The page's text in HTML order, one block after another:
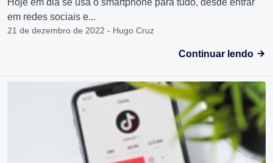
Hoje em dia se usa o smartphone para tudo, desde entrar
em redes sociais e...
21 de dezembro de 2022 - Hugo Cruz
Continuar lendo